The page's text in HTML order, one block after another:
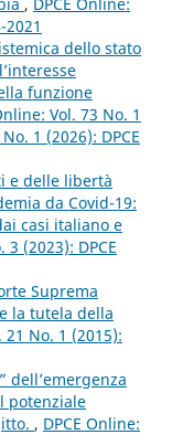
dello stato
funzione
Vol. 73 No. 1
1 (2026): DPCE
e delle libertà
da Covid-19:
casi italiano e
3 (2023): DPCE
Suprema
la tutela della
21 No. 1 (2015):
dell’emergenza
potenziale
, DPCE Online: